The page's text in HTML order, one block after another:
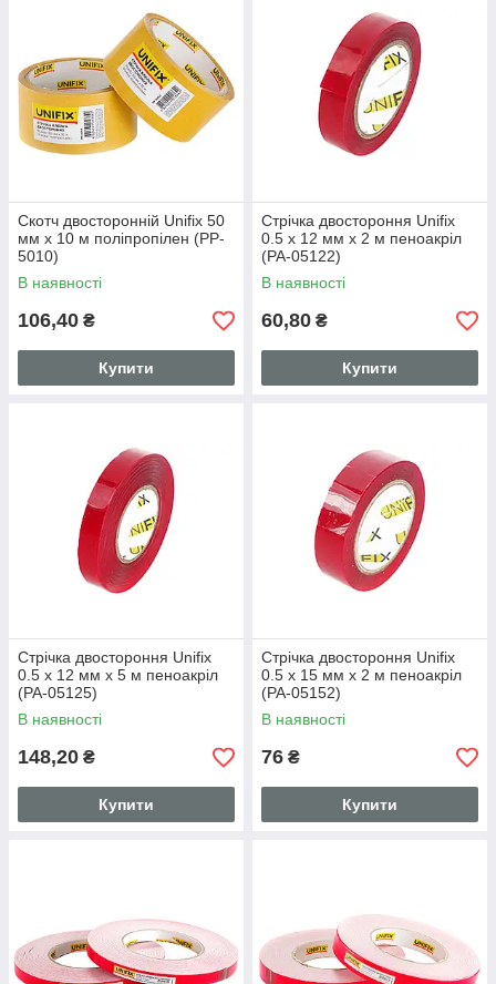
Скотч двосторонній Unifix 50
мм x 10 м поліпропілен (PP-
5010)
В наявності
106,40 ₴
Купити
Стрічка двостороння Unifix
0.5 x 12 мм x 2 м пеноакріл
(PA-05122)
В наявності
60,80 ₴
Купити
Стрічка двостороння Unifix
0.5 x 12 мм x 5 м пеноакріл
(PA-05125)
В наявності
148,20 ₴
Купити
Стрічка двостороння Unifix
0.5 x 15 мм x 2 м пеноакріл
(PA-05152)
В наявності
76 ₴
Купити